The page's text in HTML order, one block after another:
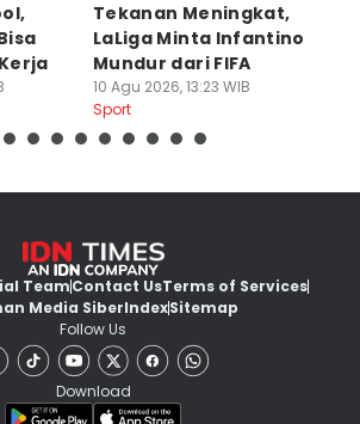
Tekanan Meningkat,
LaLiga Minta Infantino
Mundur dari FIFA
10 Agu 2026, 13:23 WIB
Sport
TeamContact UsTerms of Services
Media SiberIndexSitemap
Follow Us
Download